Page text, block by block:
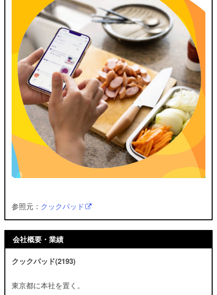
参照元： クックパッド
会社概要・業績
クックパッド(2193)
東京都に本社を置く。